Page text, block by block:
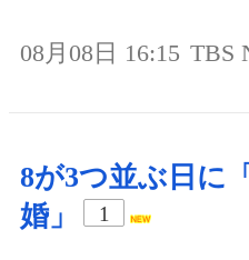
08月08日 16:15 TBS
8が3つ並ぶ日に
婚」
1